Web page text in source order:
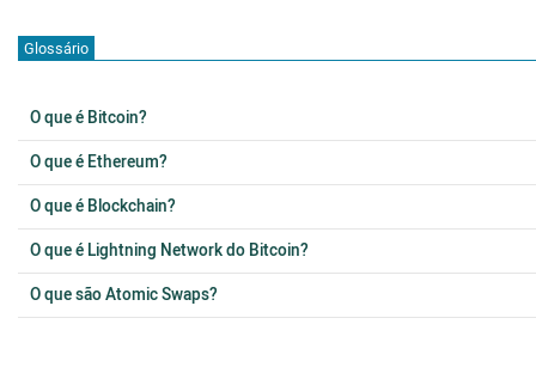
Glossário
O que é Bitcoin?
O que é Ethereum?
O que é Blockchain?
O que é Lightning Network do Bitcoin?
O que são Atomic Swaps?